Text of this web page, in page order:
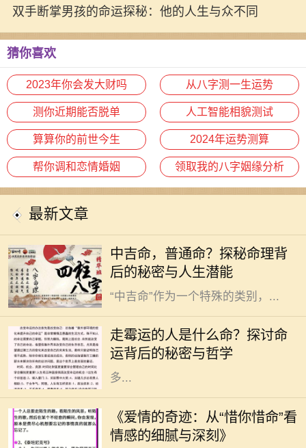
双手断掌男孩的命运探秘：他的人生与众不同
猜你喜欢
2023年你会发大财吗 从八字测一生运势
测你近期能否脱单 人工智能相貌测试
算算你的前世今生 2024年运势测算
帮你调和恋情婚姻 领取我的八字姻缘分析
最新文章
中吉命，普通命？探秘命理背
后的秘密与人生潜能
在中国传统命理学中，人们常常将自
己的命运与生辰八字联系在一起，其
中“吉”和“凶”是最为常见的分类。而
“中吉命”作为一个特殊的类别，...
走霉运的人是什么命？探讨命
运背后的秘密与哲学
在我们的生活中，总会遇到一些人，
他们似乎总是与霉运相伴，无论是事
业、感情还是健康，似乎都在不断遭
遇挫折和不顺。这样的现象引发了许
多...
《爱情的奇迹：从“惜你惜命”看
情感的细腻与深刻》
在这个快节奏的时代，爱情似乎变得
越来越稀薄。然而，在某些情感的角
落，却依旧有一种深沉而细腻的情感
在悄然滋长。那就是“惜你惜命”。